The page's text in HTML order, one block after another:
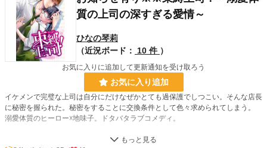
質の上司の深すぎる愛情～
ひなの琴莉
（近況ボード：
10 件 ）
お気に入りに追加して更新通知を受け取ろう
お気に入り追加
イケメンで完璧な上司は自分にだけなぜかとても過保護でしつこい。そんな店長
に秘密を握られた。秘密をすることに交換条件として色々求められてしまう。
溺愛体質のヒーロー☓地味子。ドタバタラブコメディ。